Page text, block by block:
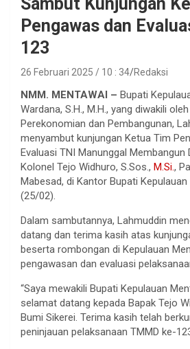
Pengawas dan
123
26 Februari 2025 / 10 : 34 Redaksi
NMM. MENTAWAI – Bupati
Wardana, S.H., M.H., yang diwakili
Perekonomian dan Pembangunan,
menyambut kunjungan Ketua Tim
Evaluasi TNI Manunggal Membangun
Kolonel Tejo Widhuro, S.Sos., M.Si.,
Mabesad, di Kantor Bupati
(25/02).
Dalam sambutannya, Lahmuddin
datang dan terima kasih atas
beserta rombongan di Kepulauan
pengawasan dan evaluasi
“Saya mewakili Bupati Kepulauan
selamat datang kepada Bapak Tejo
Bumi Sikerei. Terima kasih telah
peninjauan pelaksanaan TMMD ke-